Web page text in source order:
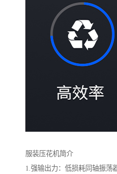
服装压花机简介
1.强输出力：低损耗同轴振荡